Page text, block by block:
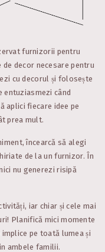
furnizorii pentru
decor necesare pentru
cu decorul și folosește
entuziasmezi când
aplici fiecare idee pe
prea mult.
încearcă să alegi
de la un furnizor. În
nu generezi risipă
iar chiar și cele mai
Planifică mici momente
pe toată lumea și
ambele familii.